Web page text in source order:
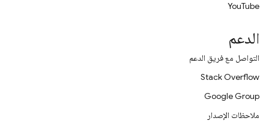
YouTube
الدعم
التواصل مع فريق الدعم
Stack Overflow
Google Group
ملاحظات الإصدار